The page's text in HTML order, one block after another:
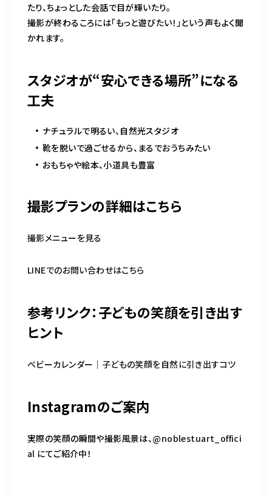
たり、ちょっとした会話で目が輝いたり。
撮影が終わるころには「もっと遊びたい！」という声もよく聞
かれます。
スタジオが“安心できる場所”になる
工夫
ナチュラルで明るい、自然光スタジオ
靴を脱いで過ごせるから、まるでおうちみたい
おもちゃや絵本、小道具も豊富
撮影プランの詳細はこちら
撮影メニューを見る
LINEでのお問い合わせはこちら
参考リンク：子どもの笑顔を引き出す
ヒント
ベビーカレンダー｜子どもの笑顔を自然に引き出すコツ
Instagramのご案内
実際の笑顔の瞬間や撮影風景は、 @noblestuart_offici
al にてご紹介中！